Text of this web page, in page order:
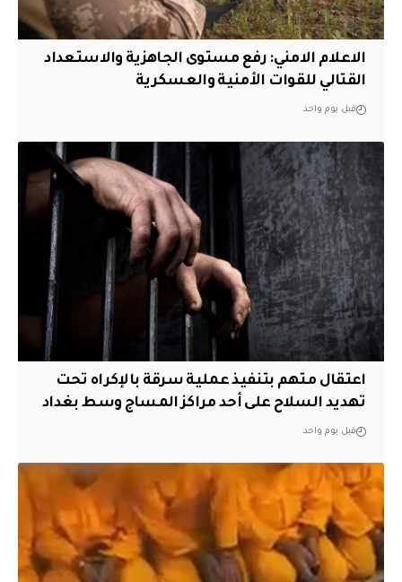
الاعلام الامني: رفع مستوى الجاهزية والاستعداد
القتالي للقوات الأمنية والعسكرية
قبل يوم واحد
اعتقال متهم بتنفيذ عملية سرقة بالإكراه تحت
تهديد السلاح على أحد مراكز المساج وسط بغداد
قبل يوم واحد